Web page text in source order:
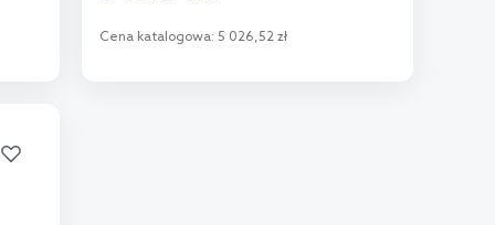
Cena katalogowa: 5 026,52 zł